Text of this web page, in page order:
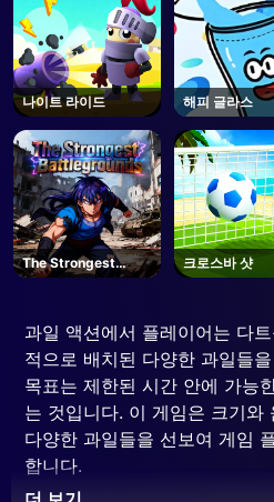
나이트 라이드 해피 글라스
The Strongest
Battlegrounds -
크로스바 샷
과일 액션에서 플레이어는 다
적으로 배치된 다양한 과일들
목표는 제한된 시간 안에 가능
는 것입니다. 이 게임은 크기와
다양한 과일들을 선보여 게임
합니다.